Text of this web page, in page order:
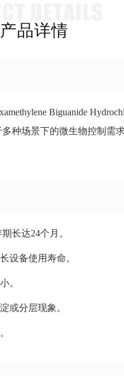
产品详情
Biguanide
种场景下的微生物控制需
长达24个月。
设备使用寿命。
。
或分层现象。